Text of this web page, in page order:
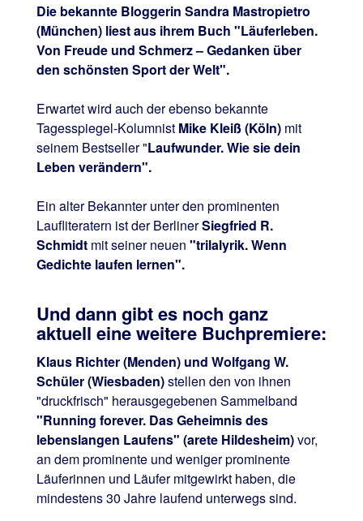
Die bekannte Bloggerin Sandra Mastropietro
(München) liest aus ihrem Buch "Läuferleben.
Von Freude und Schmerz – Gedanken über
den schönsten Sport der Welt".
Erwartet wird auch der ebenso bekannte
Tagesspiegel-Kolumnist Mike Kleiß (Köln) mit
seinem Bestseller "Laufwunder. Wie sie dein
Leben verändern".
Ein alter Bekannter unter den prominenten
Laufliteratern ist der BerlinerSiegfried R.
Schmidt mit seiner neuen "trilalyrik. Wenn
Gedichte laufen lernen".
Und dann gibt es noch ganz
aktuell eine weitere Buchpremiere:
Klaus Richter (Menden) und Wolfgang W.
Schüler (Wiesbaden)stellen den von ihnen
"druckfrisch" herausgegebenen Sammelband
"Running forever. Das Geheimnis des
lebenslangen Laufens" (arete Hildesheim)vor,
an dem prominente und weniger prominente
Läuferinnen und Läufer mitgewirkt haben, die
mindestens 30 Jahre laufend unterwegs sind.